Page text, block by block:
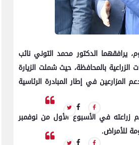
يرافقهما الدكتور محمد التوني نائب
الزراعية بالمحافظة، حيث شملت الزيارة
في إطار المبادرة الرئاسية
أحد حقول القمح المنزرعة بصنف "سدس 14"، والذي تم زراعته في الأسبوع الأول من نوفمبر
للأمراض.